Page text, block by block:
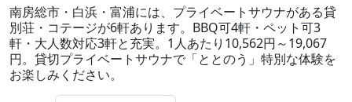
南房総市・白浜・富浦には、プライベートサウナがある貸
別荘・コテージが6軒あります。BBQ可4軒・ペット可3
軒・大人数対応3軒と充実。1人あたり10,562円～19,067
円。貸切プライベートサウナで「ととのう」特別な体験を
お楽しみください。